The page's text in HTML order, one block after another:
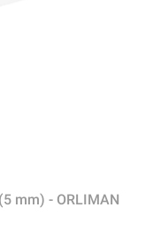
mm) - ORLIMAN